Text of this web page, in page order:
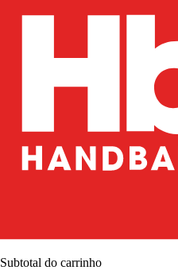
Subtotal do carrinho